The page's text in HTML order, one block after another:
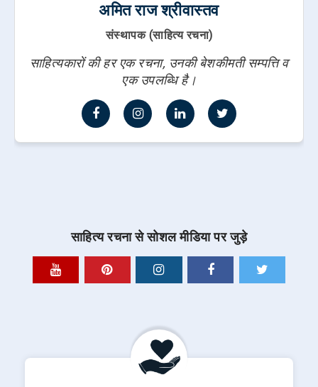
अमित राज श्रीवास्तव
संस्थापक (साहित्य रचना)
साहित्यकारों की हर एक रचना, उनकी बेशकीमती सम्पत्ति व
एक उपलब्धि है।
साहित्य रचना से सोशल मीडिया पर जुड़े